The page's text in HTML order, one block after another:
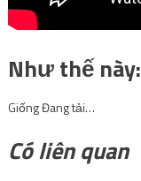
Như thế này:
GiốngĐang tải…
Có liên quan